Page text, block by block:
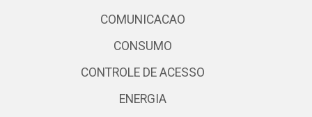
COMUNICACAO
CONSUMO
CONTROLE DE ACESSO
ENERGIA